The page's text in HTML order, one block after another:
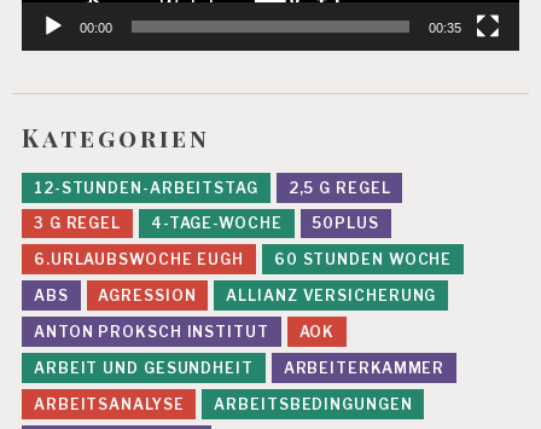
00:00 00:35
Kategorien
12-STUNDEN-ARBEITSTAG
2,5 G REGEL
3 G REGEL
4-TAGE-WOCHE
50PLUS
6.URLAUBSWOCHE EUGH
60 STUNDEN WOCHE
ABS
AGRESSION
ALLIANZ VERSICHERUNG
ANTON PROKSCH INSTITUT
AOK
ARBEIT UND GESUNDHEIT
ARBEITERKAMMER
ARBEITSANALYSE
ARBEITSBEDINGUNGEN